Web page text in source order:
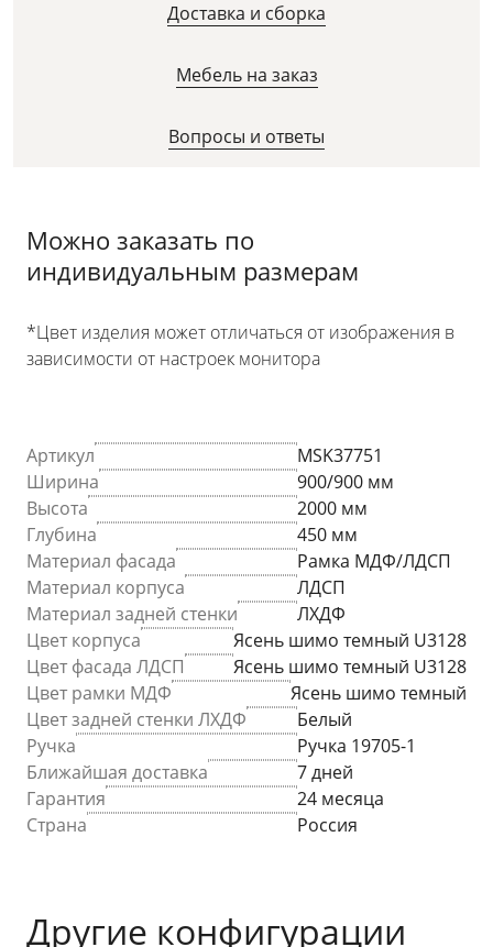
Доставка и сборка
Мебель на заказ
Вопросы и ответы
Можно заказать по
индивидуальным размерам
*Цвет изделия может отличаться от изображения в
зависимости от настроек монитора
Артикул
MSK37751
Ширина
900/900 мм
Высота
2000 мм
Глубина
450 мм
Материал фасада
Рамка МДФ/ЛДСП
Материал корпуса
ЛДСП
Материал задней стенки
ЛХДФ
Цвет корпуса
Ясень шимо темный U3128
Цвет фасада ЛДСП
Ясень шимо темный U3128
Цвет рамки МДФ
Ясень шимо темный
Цвет задней стенки ЛХДФ
Белый
Ручка
Ручка 19705-1
Ближайшая доставка
7 дней
Гарантия
24 месяца
Страна
Россия
Другие конфигурации